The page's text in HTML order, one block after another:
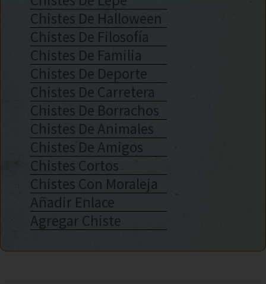
Chistes De Halloween
Chistes De Filosofía
Chistes De Familia
Chistes De Deporte
Chistes De Carretera
Chistes De Borrachos
Chistes De Animales
Chistes De Amigos
Chistes Cortos
Chistes Con Moraleja
Añadir Enlace
Agregar Chiste